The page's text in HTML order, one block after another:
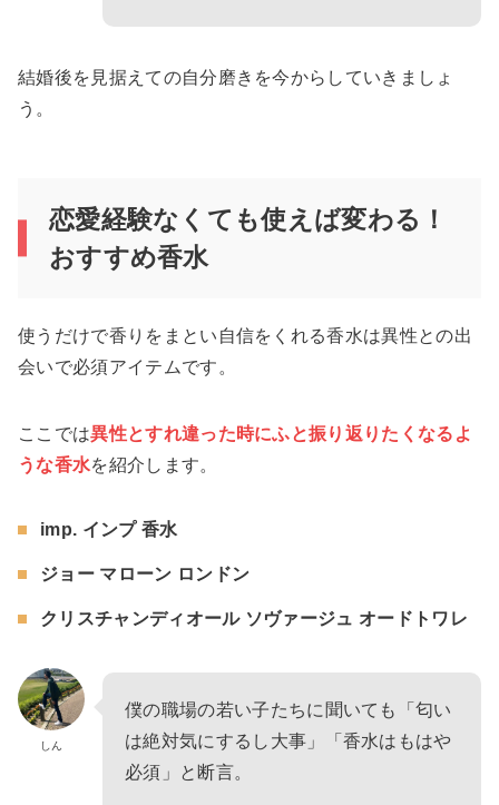
結婚後を見据えての自分磨きを今からしていきましょ
う。
恋愛経験なくても使えば変わる！
おすすめ香水
使うだけで香りをまとい自信をくれる香水は異性との出
会いで必須アイテムです。
ここでは異性とすれ違った時にふと振り返りたくなるよ
うな香水を紹介します。
imp. インプ 香水
ジョー マローン ロンドン
クリスチャンディオール ソヴァージュ オードトワレ
しん
僕の職場の若い子たちに聞いても「匂い
は絶対気にするし大事」「香水はもはや
必須」と断言。